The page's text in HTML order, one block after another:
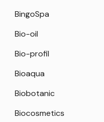
BingoSpa
Bio-oil
Bio-profil
Bioaqua
Biobotanic
Biocosmetics